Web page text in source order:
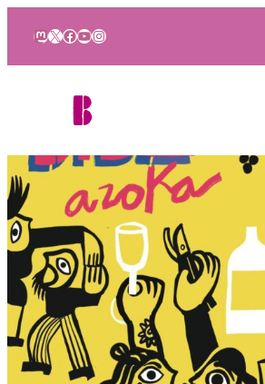
Mastodon
X Facebook
YouTube
Instagram